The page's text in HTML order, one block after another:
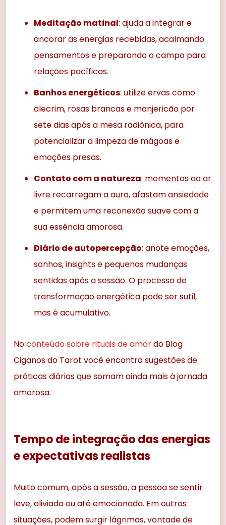
Meditação matinal: ajuda a integrar e
ancorar as energias recebidas, acalmando
pensamentos e preparando o campo para
relações pacíficas.
Banhos energéticos: utilize ervas como
alecrim, rosas brancas e manjericão por
sete dias após a mesa radiônica, para
potencializar a limpeza de mágoas e
emoções presas.
Contato com a natureza: momentos ao ar
livre recarregam a aura, afastam ansiedade
e permitem uma reconexão suave com a
sua essência amorosa.
Diário de autopercepção: anote emoções,
sonhos, insights e pequenas mudanças
sentidas após a sessão. O processo de
transformação energética pode ser sutil,
mas é acumulativo.
Noconteúdo sobre rituais de amordo Blog
Ciganos do Tarot você encontra sugestões de
práticas diárias que somam ainda mais à jornada
amorosa.
Tempo de integração das energias
e expectativas realistas
Muito comum, após a sessão, a pessoa se sentir
leve, aliviada ou até emocionada. Em outras
situações, podem surgir lágrimas, vontade de